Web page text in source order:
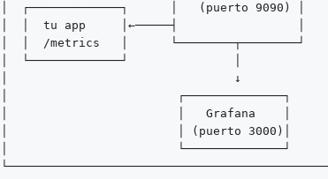
│  ┌─────────────┐      │   (puerto 9090) │   │
│  │  tu app     │←─────┤                 │   │
│  │  /metrics   │      └────────┬────────┘   │
│  └─────────────┘               │            │
│                                ↓            │
│                        ┌──────────────┐     │
│                        │   Grafana    │     │
│                        │ (puerto 3000)│     │
│                        └──────────────┘     │